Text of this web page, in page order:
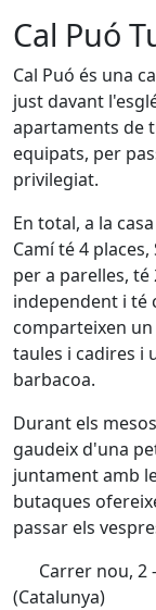
Cal Puó
Cal Puó és una
just davant
apartaments de
equipats, per
privilegiat.
En total, a la
Camí té 4
per a parelles, té
independent i té
comparteixen
taules i cadires i
barbacoa.
Durant els
gaudeix d'una
juntament amb
butaques
passar els
Carrer nou, 2
(Catalunya)